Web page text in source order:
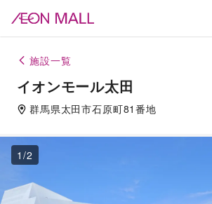
施設一覧
イオンモール太田
群馬県太田市石原町81番地
1 /2